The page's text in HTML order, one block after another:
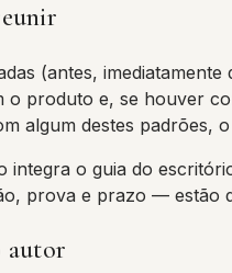
(antes,
o produto e, se houver
algum destes padrões,
integra o guia do
prova e prazo — estão
autor